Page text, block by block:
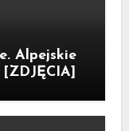
Alpejskie